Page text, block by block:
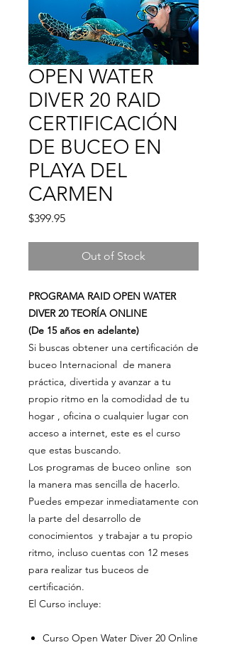
OPEN WATER
DIVER 20 RAID
CERTIFICACIÓN
DE BUCEO EN
PLAYA DEL
CARMEN
$399.95Price
Out of Stock
PROGRAMA RAID OPEN WATER
DIVER 20 TEORÍA ONLINE
(De 15 años en adelante)
Si buscas obtener una certificación de
buceo Internacional de manera
práctica, divertida y avanzar a tu
propio ritmo en la comodidad de tu
hogar , oficina o cualquier lugar con
acceso a internet, este es el curso
que estas buscando.
Los programas de buceo online son
la manera mas sencilla de hacerlo.
Puedes empezar inmediatamente con
la parte del desarrollo de
conocimientos y trabajar a tu propio
ritmo, incluso cuentas con 12 meses
para realizar tus buceos de
certificación.
El Curso incluye:
Curso Open Water Diver 20 Online